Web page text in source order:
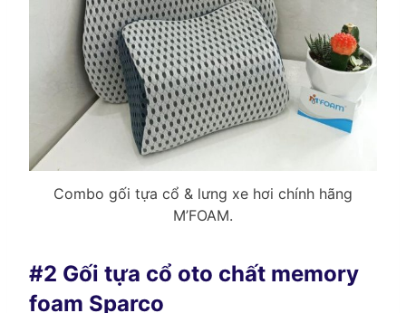
Combo gối tựa cổ & lưng xe hơi chính hãng
M’FOAM.
#2 Gối tựa cổ oto chất memory
foam Sparco